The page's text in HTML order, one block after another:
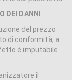
DEI DANNI
del prezzo
di conformità, a
è imputabile
il